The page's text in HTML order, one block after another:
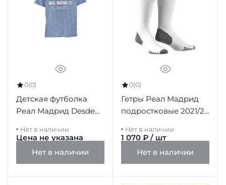
0(0)
Детская футболка
Реал Мадрид Desde
Нет в наличии
Цена не указана
Нет в наличии
0(0)
Гетры Реал Мадрид
подростковые 2021/22
Нет в наличии
1 070 ₽ / шт
Нет в наличии